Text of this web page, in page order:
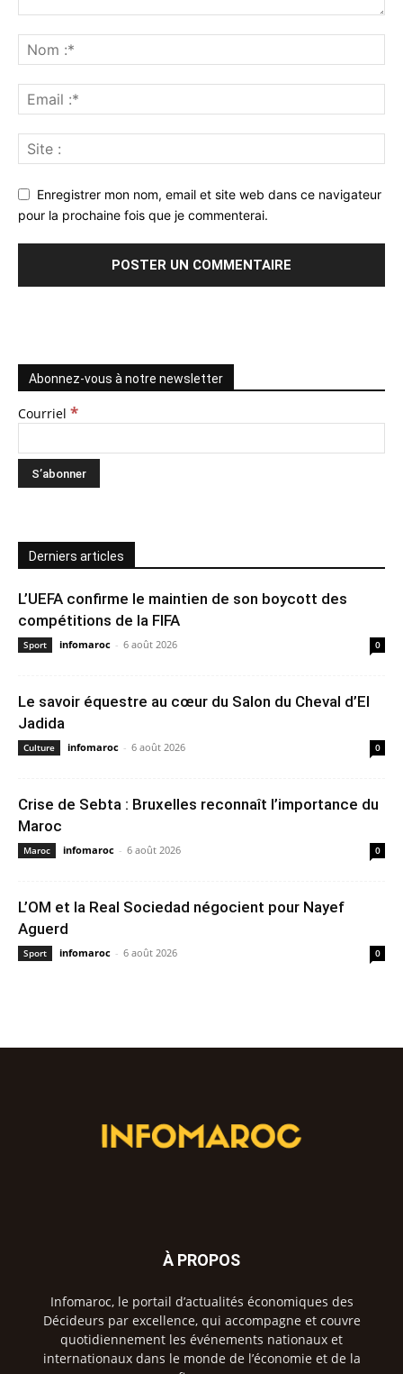
Enregistrer mon nom, email et site web dans ce navigateur
pour la prochaine fois que je commenterai.
Abonnez-vous à notre newsletter
Courriel *
Derniers articles
L’UEFA confirme le maintien de son boycott des
compétitions de la FIFA
Sport infomaroc - 6 août 2026 0
Le savoir équestre au cœur du Salon du Cheval d’El
Jadida
Culture infomaroc - 6 août 2026 0
Crise de Sebta : Bruxelles reconnaît l’importance du
Maroc
Maroc infomaroc - 6 août 2026 0
L’OM et la Real Sociedad négocient pour Nayef
Aguerd
Sport infomaroc - 6 août 2026 0
À PROPOS
Infomaroc, le portail d’actualités économiques des
Décideurs par excellence, qui accompagne et couvre
quotidiennement les événements nationaux et
internationaux dans le monde de l’économie et de la